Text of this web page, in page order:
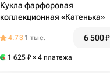
Кукла фарфоровая
коллекционная «Катенька»
4.73 1 тыс. 6 500₽
1 625 ₽ × 4 платежа